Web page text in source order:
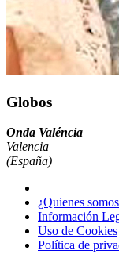
Globos
Onda Valéncia
Valencia
(España)
¿Quienes
Información
Uso de Cookies
Política de